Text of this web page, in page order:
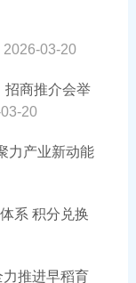
2026-03-20
招商推介会举
20
力产业新动能
系 积分兑换
力推进早稻育